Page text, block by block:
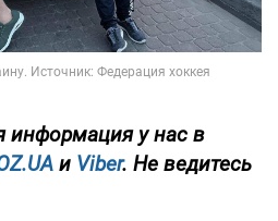
информация у нас в
и Viber. Не ведитесь